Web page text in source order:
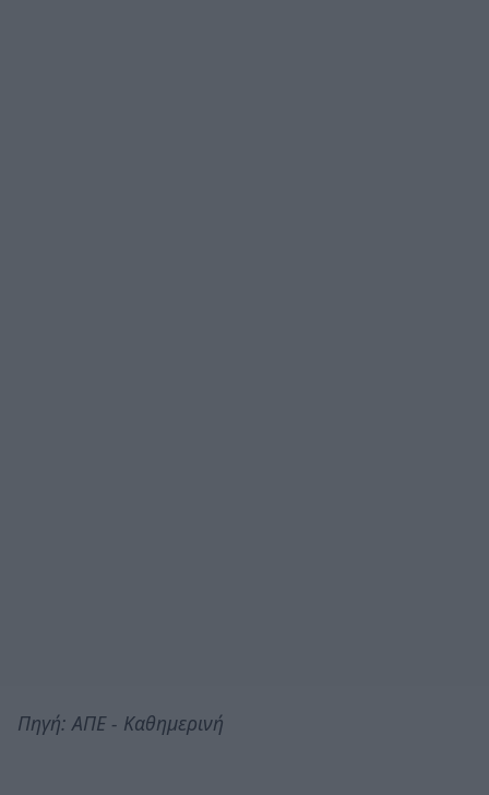
Πηγή: ΑΠΕ - Καθημερινή